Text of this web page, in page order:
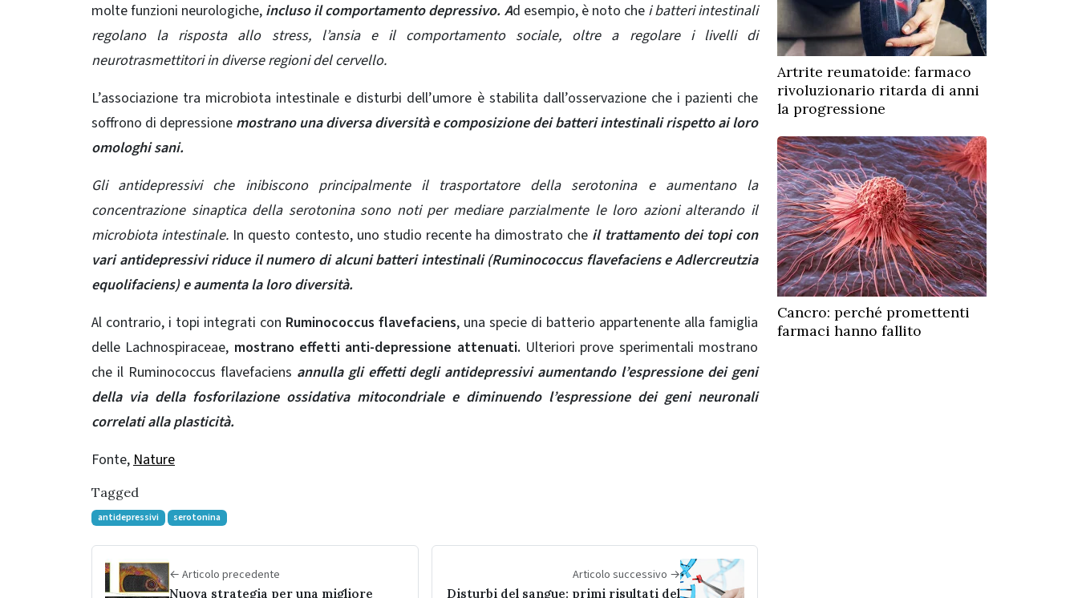
molte funzioni neurologiche, incluso il comportamento depressivo. Ad esempio, è noto chei batteri intestinali
regolano la risposta allo stress, l’ansia e il comportamento sociale, oltre a regolare i livelli di
neurotrasmettitori in diverse regioni del cervello.
L’associazione tra microbiota intestinale e disturbi dell’umore è stabilita dall’osservazione che i pazienti che
soffrono di depressione mostrano una diversa diversità e composizione dei batteri intestinali rispetto ai loro
omologhi sani.
Gli antidepressivi che inibiscono principalmente il trasportatore della serotonina e aumentano la
concentrazione sinaptica della serotonina sono noti per mediare parzialmente le loro azioni alterando il
microbiota intestinale. In questo contesto, uno studio recente ha dimostrato che il trattamento dei topi con
vari antidepressivi riduce il numero di alcuni batteri intestinali (Ruminococcus flavefaciens e Adlercreutzia
equolifaciens) e aumenta la loro diversità.
Al contrario, i topi integrati con Ruminococcus flavefaciens, una specie di batterio appartenente alla famiglia
delle Lachnospiraceae, mostrano effetti anti-depressione attenuati. Ulteriori prove sperimentali mostrano
che il Ruminococcus flavefaciens annulla gli effetti degli antidepressivi aumentando l’espressione dei geni
della via della fosforilazione ossidativa mitocondriale e diminuendo l’espressione dei geni neuronali
correlati alla plasticità.
Fonte,Nature
Tagged
antidepressivi serotonina
← Articolo precedente
Nuova strategia per una migliore
Articolo successivo →
Disturbi del sangue: primi risultati del
Artrite reumatoide: farmaco
rivoluzionario ritarda di anni
la progressione
Cancro: perché promettenti
farmaci hanno fallito